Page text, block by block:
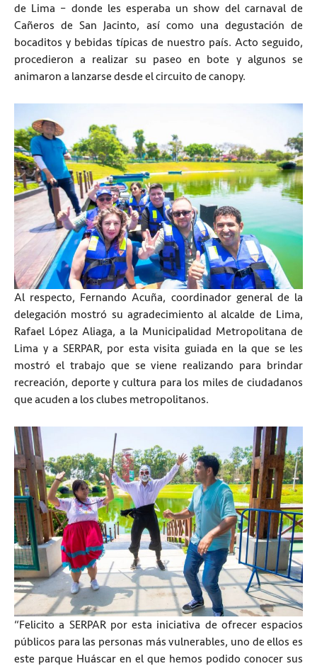
de Lima – donde les esperaba un show del carnaval de
Cañeros de San Jacinto, así como una degustación de
bocaditos y bebidas típicas de nuestro país. Acto seguido,
procedieron a realizar su paseo en bote y algunos se
animaron a lanzarse desde el circuito de canopy.
Al respecto, Fernando Acuña, coordinador general de la
delegación mostró su agradecimiento al alcalde de Lima,
Rafael López Aliaga, a la Municipalidad Metropolitana de
Lima y a SERPAR, por esta visita guiada en la que se les
mostró el trabajo que se viene realizando para brindar
recreación, deporte y cultura para los miles de ciudadanos
que acuden a los clubes metropolitanos.
“Felicito a SERPAR por esta iniciativa de ofrecer espacios
públicos para las personas más vulnerables, uno de ellos es
este parque Huáscar en el que hemos podido conocer sus